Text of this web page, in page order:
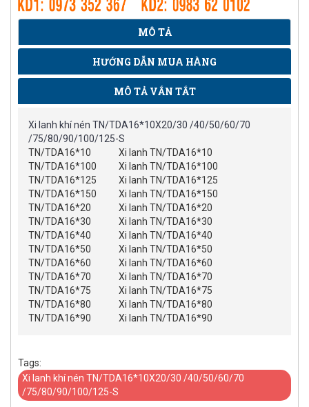
MÔ TẢ
HƯỚNG DẪN MUA HÀNG
MÔ TẢ VẮN TẮT
Xi lanh khí nén TN/TDA16*10X20/30 /40/50/60/70
/75/80/90/100/125-S
TN/TDA16*10
Xi lanh TN/TDA16*10
TN/TDA16*100
Xi lanh TN/TDA16*100
TN/TDA16*125
Xi lanh TN/TDA16*125
TN/TDA16*150
Xi lanh TN/TDA16*150
TN/TDA16*20
Xi lanh TN/TDA16*20
TN/TDA16*30
Xi lanh TN/TDA16*30
TN/TDA16*40
Xi lanh TN/TDA16*40
TN/TDA16*50
Xi lanh TN/TDA16*50
TN/TDA16*60
Xi lanh TN/TDA16*60
TN/TDA16*70
Xi lanh TN/TDA16*70
TN/TDA16*75
Xi lanh TN/TDA16*75
TN/TDA16*80
Xi lanh TN/TDA16*80
TN/TDA16*90
Xi lanh TN/TDA16*90
Tags:
Xi lanh khí nén TN/TDA16*10X20/30 /40/50/60/70
/75/80/90/100/125-S